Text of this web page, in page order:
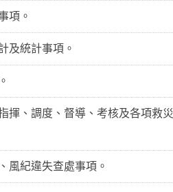
項。
及統計事項。
揮、調度、督導、考核及各項救
風紀違失查處事項。